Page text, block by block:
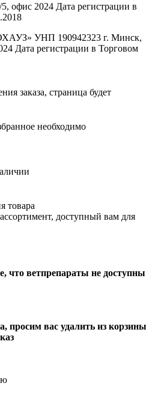
офис 2024 Дата регистрации в
УНП 190942323 г. Минск,
Дата регистрации в Торговом
заказа, страница будет
необходимо
товара
доступный вам для
ветпрепараты не доступны
просим вас удалить из корзины